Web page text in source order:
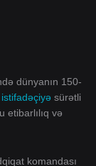
dünyanın 150-
sürətli
və
komandası